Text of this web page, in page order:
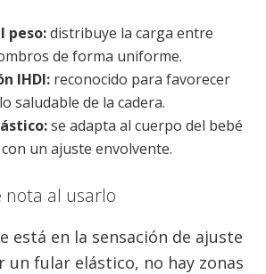
peso:distribuye la carga entre
de forma uniforme.
IHDI: reconocido para favorecer
saludable de la cadera.
se adapta al cuerpo del bebé
un ajuste envolvente.
nota al usarlo
está en la sensación de ajuste
un fular elástico, no hay zonas